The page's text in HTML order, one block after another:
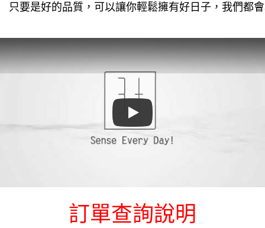
只要是好的品質，可以讓你輕鬆擁有好日子，我們都
Play
訂單查詢說明